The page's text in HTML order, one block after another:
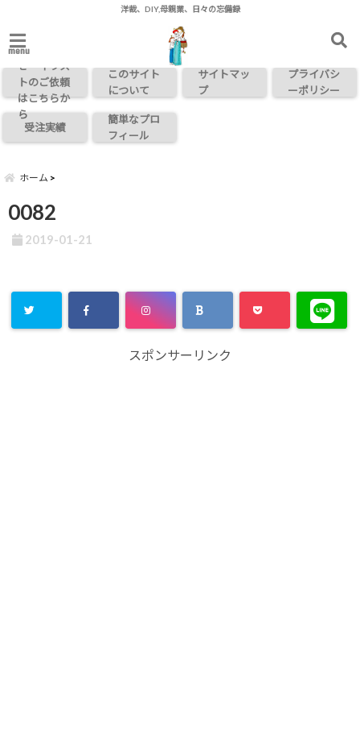
洋裁、DIY,母親業、日々の忘備録
menuお問い合わ
せ・イラス
トのご依頼
はこちらか
ら
このサイト
について
サイトマッ
プ
プライバシ
ーポリシー
受注実績
簡単なプロ
フィール
ホーム
0082
2019-01-21
スポンサーリンク